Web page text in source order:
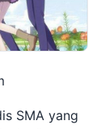
SMA yang